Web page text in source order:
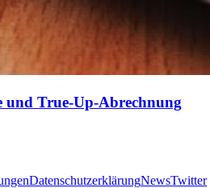
und True-Up-Abrechnung
DatenschutzerklärungNewsTwitter